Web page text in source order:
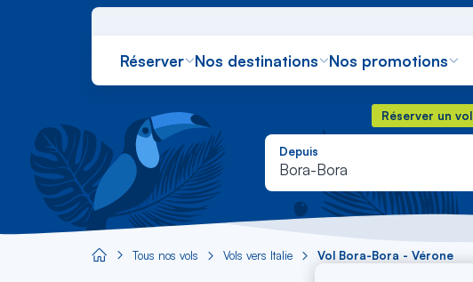
Réserver Nos destinations Nos promotions
Réserver un vol
Réserver un vol
Depuis
Bora-Bora
Aircaraibes.com
Tous nos vols Vols vers Italie Vol Bora-Bora - Vérone